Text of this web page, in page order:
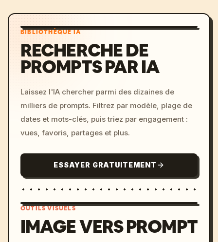
BIBLIOTHÈQUE IA
RECHERCHE DE
PROMPTS PAR IA
Laissez l'IA chercher parmi des dizaines de
milliers de prompts. Filtrez par modèle, plage de
dates et mots-clés, puis triez par engagement :
vues, favoris, partages et plus.
ESSAYER GRATUITEMENT
OUTILS VISUELS
IMAGE VERS PROMPT